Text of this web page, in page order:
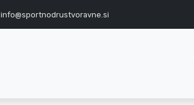
info@sportnodrustvoravne.si